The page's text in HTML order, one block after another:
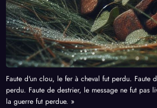
Faute d'un clou, le fer à cheval fut perdu. Faute
perdu. Faute de destrier, le message ne fut pas
la guerre fut perdue. »